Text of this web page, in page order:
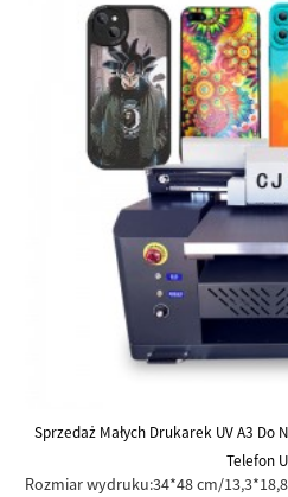
Sprzedaż Małych Drukarek UV A3 Do
Telefon
Rozmiar wydruku:34*48 cm/